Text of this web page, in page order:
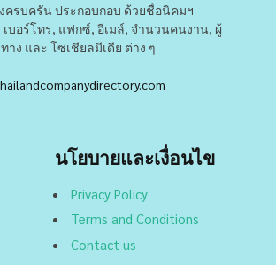
ครบครัน ประกอบกอบ ด้วยชื่อนิคมฯ
เบอร์โทร, แฟกซ์, อีเมล์, จำนวนคนงาน, ผู้
ง และ โซเชียลมีเดีย ต่าง ๆ
นโยบายและเงื่อนไข
Privacy Policy
Terms and Conditions
Contact us